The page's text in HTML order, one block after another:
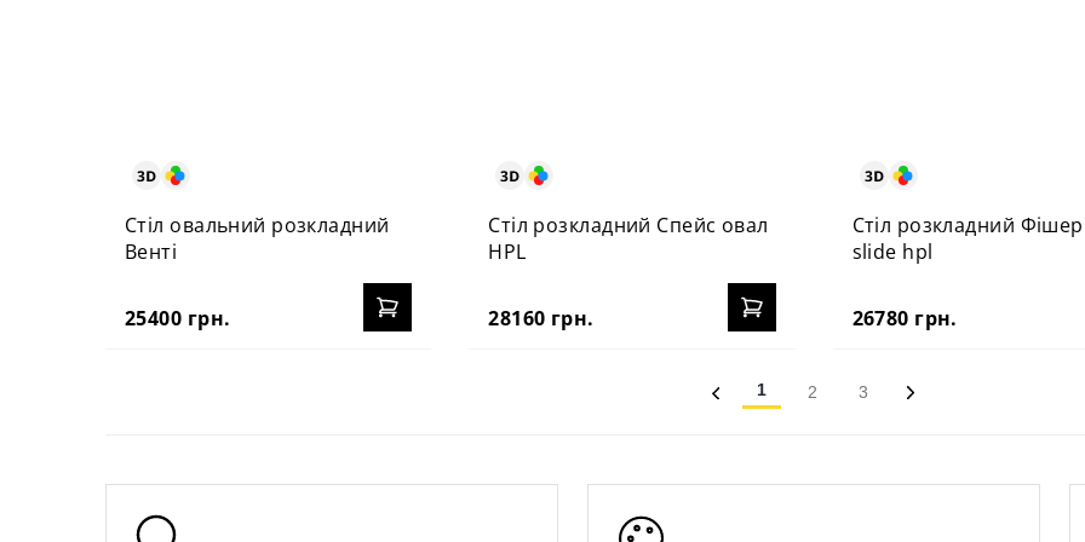
Стіл овальний розкладний
Венті
25400 грн.
Стіл розкладний Спейс овал
HPL
28160 грн.
Стіл розкладний
slide hpl
26780 грн.
1 2 3